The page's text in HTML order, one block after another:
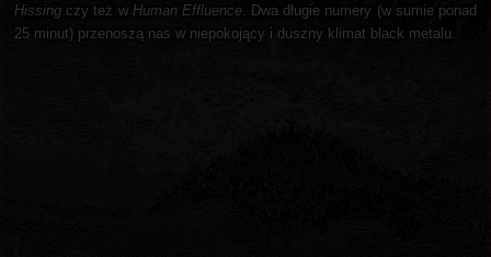
Hissing czy też w Human Effluence. Dwa długie numery (w sumie ponad
25 minut) przenoszą nas w niepokojący i duszny klimat black metalu.